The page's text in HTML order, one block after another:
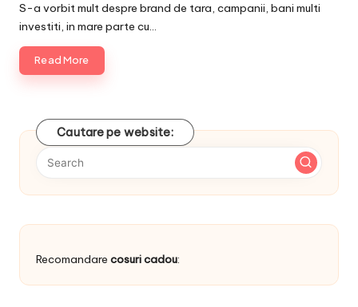
S-a vorbit mult despre brand de tara, campanii, bani multi
investiti, in mare parte cu…
Read More
Cautare pe website:
Recomandare cosuri cadou: